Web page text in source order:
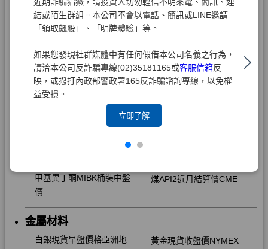
結或陌生群組。本公司不會以電話、簡訊或LINE邀請
「領取飆股」、「明牌體驗」等。
如果您發現社群媒體中有任何假借本公司名義之行為，
請洽本公司反詐騙專線(02)35181165或客服信箱反
映，或撥打內政部警政署165反詐騙諮詢專線，以免權
益受損。
立即了解